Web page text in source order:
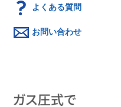
よくある質問
お問い合わせ